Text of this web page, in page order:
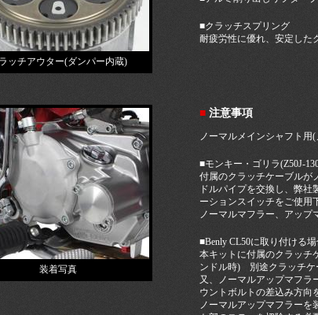
ッチアウター(ダンパー内蔵)
■クラッチスプリング
耐疲労性に優れ、安定した
装着写真
■ 注意事項
ノーマルメインシャフト用
■モンキー・ゴリラ(Z50J-
付属のクラッチケーブルが
ドルパイプを交換し、弊
ーションスイッチをご使
ノーマルマフラー、アップ
■Benly CL50に取り付ける
本キットに付属のクラッチ
ンドル時) 別途クラッチケ
又、ノーマルアップマフラ
ウントボルトの差込み方向
ノーマルアップマフラーを